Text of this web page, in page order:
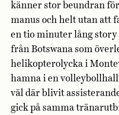
känner stor beundran
manus och helt utan att
en tio minuter lång story
från Botswana som
helikopterolycka i
hamna i en
väl där blivit
gick på samma